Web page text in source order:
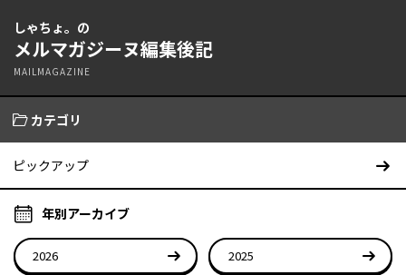
しゃちょ。の
メルマガジーヌ編集後記
MAILMAGAZINE
カテゴリ
ピックアップ
年別アーカイブ
2026 2025